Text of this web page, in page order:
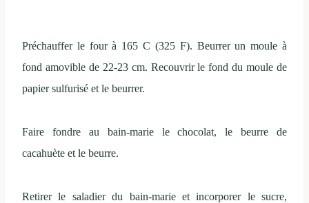
Préchauffer le four à 165 C (325 F). Beurrer un moule à
fond amovible de 22-23 cm. Recouvrir le fond du moule de
papier sulfurisé et le beurrer.
Faire fondre au bain-marie le chocolat, le beurre de
cacahuète et le beurre.
Retirer le saladier du bain-marie et incorporer le sucre,